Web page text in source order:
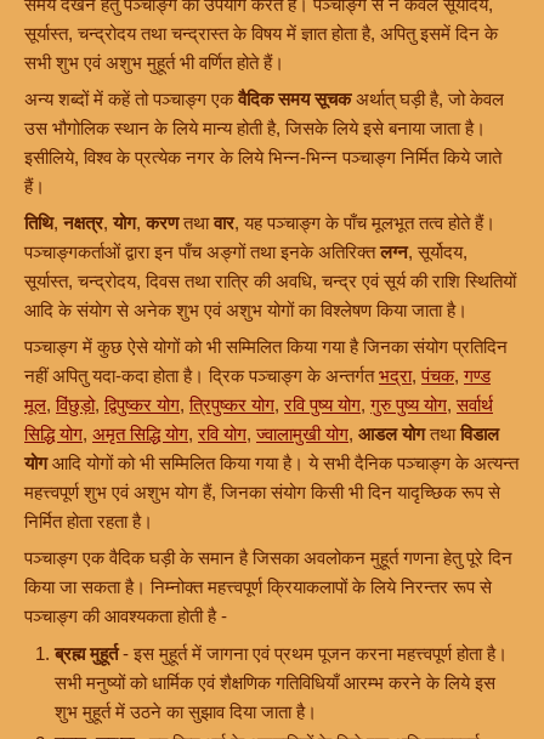
समय देखने हेतु पञ्चाङ्ग का उपयोग करते हैं। पञ्चाङ्ग से न केवल सूर्योदय,
सूर्यास्त, चन्द्रोदय तथा चन्द्रास्त के विषय में ज्ञात होता है, अपितु इसमें दिन के
सभी शुभ एवं अशुभ मुहूर्त भी वर्णित होते हैं।
अन्य शब्दों में कहें तो पञ्चाङ्ग एकवैदिक समय सूचकअर्थात् घड़ी है, जो केवल
उस भौगोलिक स्थान के लिये मान्य होती है, जिसके लिये इसे बनाया जाता है।
इसीलिये, विश्व के प्रत्येक नगर के लिये भिन्न-भिन्न पञ्चाङ्ग निर्मित किये जाते
हैं।
तिथि, नक्षत्र, योग, करणतथावार, यह पञ्चाङ्ग के पाँच मूलभूत तत्व होते हैं।
पञ्चाङ्गकर्ताओं द्वारा इन पाँच अङ्गों तथा इनके अतिरिक्तलग्न, सूर्योदय,
सूर्यास्त, चन्द्रोदय, दिवस तथा रात्रि की अवधि, चन्द्र एवं सूर्य की राशि स्थितियों
आदि के संयोग से अनेक शुभ एवं अशुभ योगों का विश्लेषण किया जाता है।
पञ्चाङ्ग में कुछ ऐसे योगों को भी सम्मिलित किया गया है जिनका संयोग प्रतिदिन
नहीं अपितु यदा-कदा होता है। द्रिक पञ्चाङ्ग के अन्तर्गतभद्रा,पंचक,गण्ड
मूल,विंछुड़ो,द्विपुष्कर योग,त्रिपुष्कर योग,रवि पुष्य योग,गुरु पुष्य योग,सर्वार्थ
सिद्धि योग, अमृत सिद्धि योग,रवि योग,ज्वालामुखी योग, आडल योगतथाविडाल
योगआदि योगों को भी सम्मिलित किया गया है। ये सभी दैनिक पञ्चाङ्ग के अत्यन्त
महत्त्वपूर्ण शुभ एवं अशुभ योग हैं, जिनका संयोग किसी भी दिन यादृच्छिक रूप से
निर्मित होता रहता है।
पञ्चाङ्ग एक वैदिक घड़ी के समान है जिसका अवलोकन मुहूर्त गणना हेतु पूरे दिन
किया जा सकता है। निम्नोक्त महत्त्वपूर्ण क्रियाकलापों के लिये निरन्तर रूप से
पञ्चाङ्ग की आवश्यकता होती है -
ब्रह्म मुहूर्त- इस मुहूर्त में जागना एवं प्रथम पूजन करना महत्त्वपूर्ण होता है।
सभी मनुष्यों को धार्मिक एवं शैक्षणिक गतिविधियाँ आरम्भ करने के लिये इस
शुभ मुहूर्त में उठने का सुझाव दिया जाता है।